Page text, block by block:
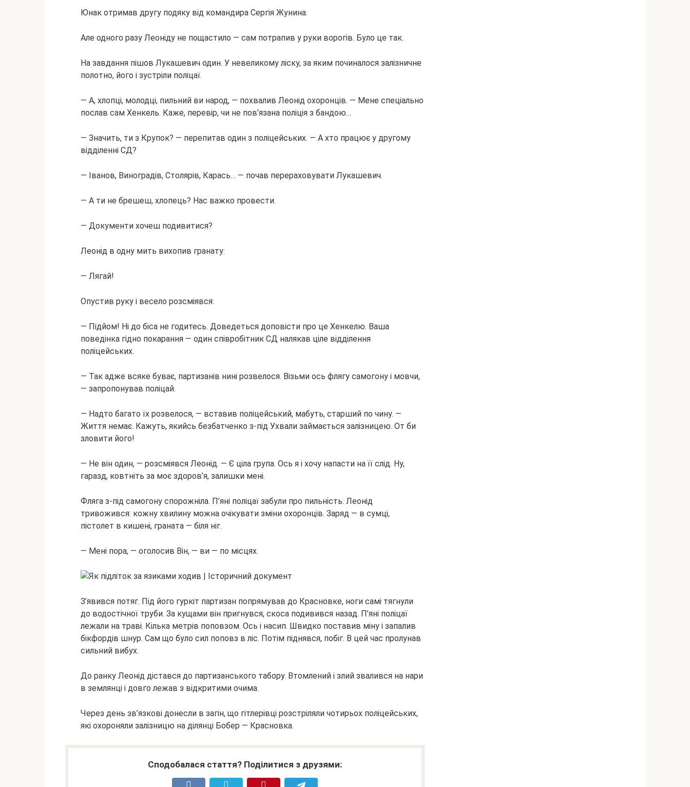
Юнак отримав другу подяку від командира Сергія Жунина.
Але одного разу Леоніду не пощастило — сам потрапив у руки ворогів. Було це так.
На завдання пішов Лукашевич один. У невеликому ліску, за яким починалося залізничне
полотно, його і зустріли поліцаї.
— А, хлопці, молодці, пильний ви народ, — похвалив Леонід охоронців. — Мене спеціально
послав сам Хенкель. Каже, перевір, чи не пов’язана поліція з бандою…
— Значить, ти з Крупок? — перепитав один з поліцейських. — А хто працює у другому
відділенні СД?
— Іванов, Виноградів, Столярів, Карась… — почав перераховувати Лукашевич.
— А ти не брешеш, хлопець? Нас важко провести.
— Документи хочеш подивитися?
Леонід в одну мить вихопив гранату:
— Лягай!
Опустив руку і весело розсміявся:
— Підйом! Ні до біса не годитесь. Доведеться доповісти про це Хенкелю. Ваша
поведінка гідно покарання — один співробітник СД налякав ціле відділення
поліцейських.
— Так адже всяке буває, партизанів нині розвелося. Візьми ось флягу самогону і мовчи,
— запропонував поліцай.
— Надто багато їх розвелося, — вставив поліцейський, мабуть, старший по чину. —
Життя немає. Кажуть, якийсь безбатченко з-під Ухвали займається залізницею. От би
зловити його!
— Не він один, — розсміявся Леонід. — Є ціла група. Ось я і хочу напасти на її слід. Ну,
гаразд, ковтніть за моє здоров’я, залишки мені.
Фляга з-під самогону спорожніла. П’яні поліцаї забули про пильність. Леонід
тривожився: кожну хвилину можна очікувати зміни охоронців. Заряд — в сумці,
пістолет в кишені, граната — біля ніг.
— Мені пора, — оголосив Він, — ви — по місцях.
З’явився потяг. Під його гуркіт партизан попрямував до Красновке, ноги самі тягнули
до водостічної труби. За кущами він пригнувся, скоса подивився назад. П’яні поліцаї
лежали на траві. Кілька метрів поповзом. Ось і насип. Швидко поставив міну і запалив
бікфордів шнур. Сам що було сил поповз в ліс. Потім піднявся, побіг. В цей час пролунав
сильний вибух.
До ранку Леонід дістався до партизанського табору. Втомлений і злий звалився на нари
в землянці і довго лежав з відкритими очима.
Через день зв’язкові донесли в загін, що гітлерівці розстріляли чотирьох поліцейських,
які охороняли залізницю на ділянці Бобер — Красновка.
Сподобалася стаття? Поділитися з друзями: